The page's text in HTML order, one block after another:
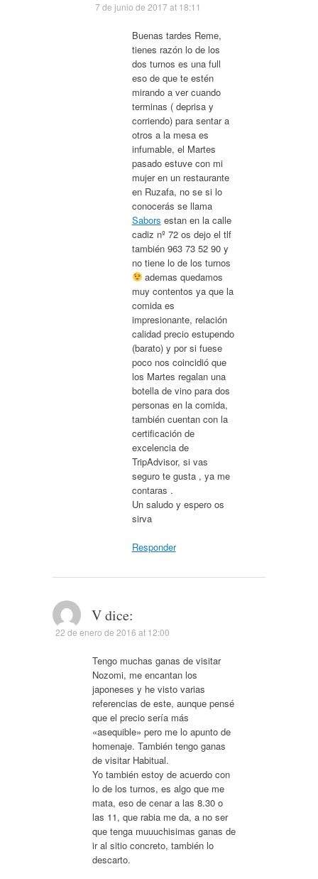
7 de junio de 2017 at 18:11
Buenas tardes Reme,
tienes razón lo de los
dos turnos es una full
eso de que te estén
mirando a ver cuando
terminas ( deprisa y
corriendo) para sentar a
otros a la mesa es
infumable, el Martes
pasado estuve con mi
mujer en un restaurante
en Ruzafa, no se si lo
conocerás se llama
Sabors estan en la calle
cadiz nº 72 os dejo el tlf
también 963 73 52 90 y
no tiene lo de los turnos
ademas quedamos
muy contentos ya que la
comida es
impresionante, relación
calidad precio estupendo
(barato) y por si fuese
poco nos coincidió que
los Martes regalan una
botella de vino para dos
personas en la comida,
también cuentan con la
certificación de
excelencia de
TripAdvisor, si vas
seguro te gusta , ya me
contaras .
Un saludo y espero os
sirva
Responder
V dice:
22 de enero de 2016 at 12:00
Tengo muchas ganas de visitar
Nozomi, me encantan los
japoneses y he visto varias
referencias de este, aunque pensé
que el precio sería más
«asequible» pero me lo apunto de
homenaje. También tengo ganas
de visitar Habitual.
Yo también estoy de acuerdo con
lo de los turnos, es algo que me
mata, eso de cenar a las 8.30 o
las 11, que rabia me da, a no ser
que tenga muuuchisimas ganas de
ir al sitio concreto, también lo
descarto.